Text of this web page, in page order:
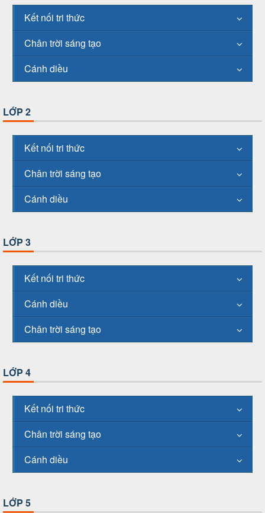
Kết nối tri thức
Chân trời sáng tạo
Cánh diều
LỚP 2
Kết nối tri thức
Chân trời sáng tạo
Cánh diều
LỚP 3
Kết nối tri thức
Cánh diều
Chân trời sáng tạo
LỚP 4
Kết nối tri thức
Chân trời sáng tạo
Cánh diều
LỚP 5